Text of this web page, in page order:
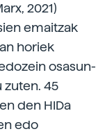
2021)
emaitzak
horiek
osasun-
zuten. 45
den HIDa
edo